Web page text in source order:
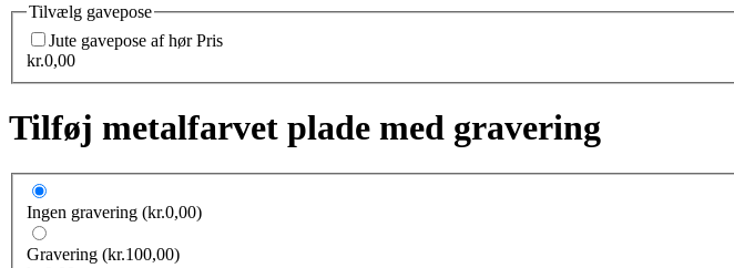
Tilvælg gavepose
Jute gavepose af hørPris
kr.0,00
Tilføj metalfarvet plade med gravering
Ingen gravering (kr.0,00)
Gravering (kr.100,00)